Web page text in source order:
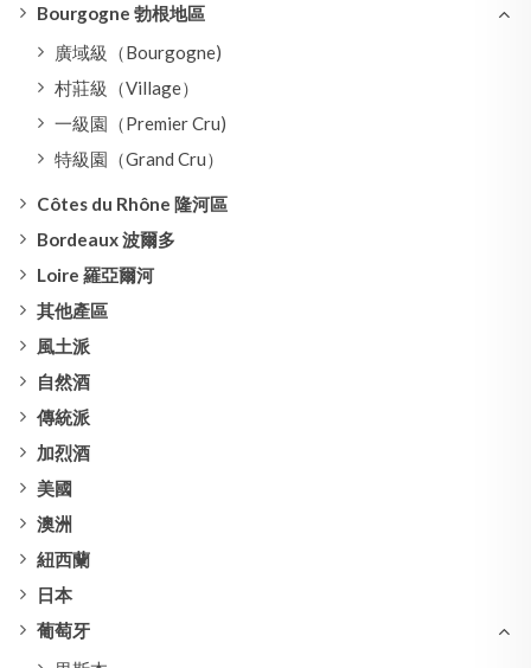
Bourgogne 勃根地區
廣域級（Bourgogne)
村莊級（Village）
一級園（Premier Cru)
特級園（Grand Cru）
Côtes du Rhône 隆河區
Bordeaux 波爾多
Loire 羅亞爾河
其他產區
風土派
自然酒
傳統派
加烈酒
美國
澳洲
紐西蘭
日本
葡萄牙